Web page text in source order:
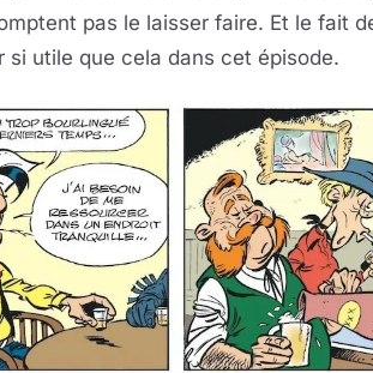
pas le laisser faire. Et le fait
si utile que cela dans cet épisode.